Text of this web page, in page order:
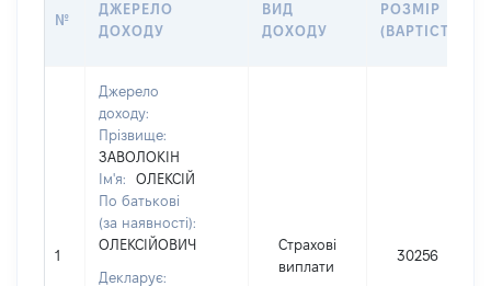
№
ДЖЕРЕЛО
ДОХОДУ
ВИД
ДОХОДУ
РОЗМІР
(ВАРТІСТЬ)
1
Джерело
доходу:
Прізвище:
ЗАВОЛОКІН
Ім'я:
ОЛЕКСІЙ
По батькові
(за наявності):
ОЛЕКСІЙОВИЧ
Декларує:
Страхові
виплати
30256